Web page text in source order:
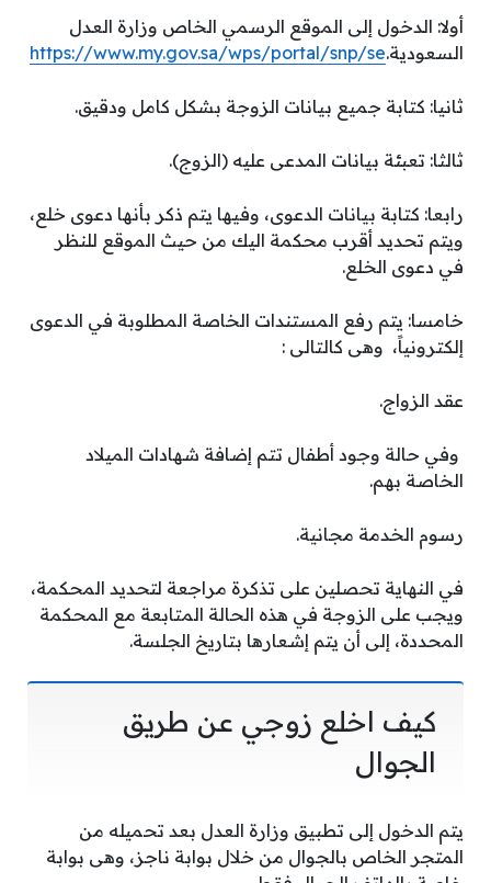
أولا: الدخول إلى الموقع الرسمي الخاص وزارة العدل
السعودية.https://www.my.gov.sa/wps/portal/snp/se
ثانيا: كتابة جميع بيانات الزوجة بشكل كامل ودقيق.
ثالثا: تعبئة بيانات المدعى عليه (الزوج).
رابعا: كتابة بيانات الدعوى، وفيها يتم ذكر بأنها دعوى خلع،
ويتم تحديد أقرب محكمة اليك من حيث الموقع للنظر
في دعوى الخلع.
خامسا: يتم رفع المستندات الخاصة المطلوبة في الدعوى
إلكترونياً، وهى كالتالى :
عقد الزواج.
وفي حالة وجود أطفال تتم إضافة شهادات الميلاد
الخاصة بهم.
رسوم الخدمة مجانية.
في النهاية تحصلين على تذكرة مراجعة لتحديد المحكمة،
ويجب على الزوجة في هذه الحالة المتابعة مع المحكمة
المحددة، إلى أن يتم إشعارها بتاريخ الجلسة.
كيف اخلع زوجي عن طريق
الجوال
يتم الدخول إلى تطبيق وزارة العدل بعد تحميله من
المتجر الخاص بالجوال من خلال بوابة ناجز، وهى بوابة